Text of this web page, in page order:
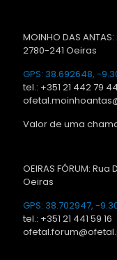
MOINHO DAS
2780-241 Oeiras
GPS: 38.692648, -
tel.: +351 21 442 79 44
Valor de uma
OEIRAS FÓRUM:
Oeiras
GPS: 38.702947, -
tel.: +351 21 441 59 16